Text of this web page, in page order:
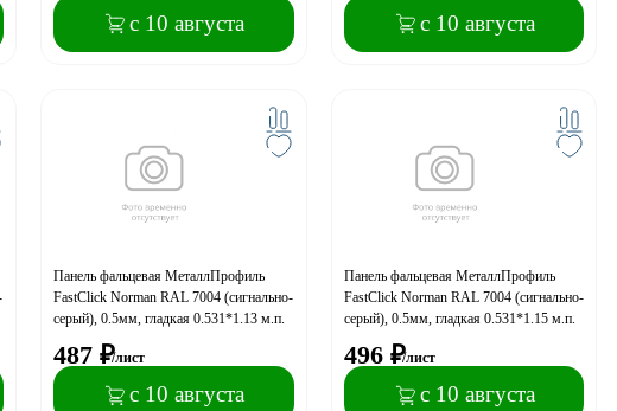
с 10 августа с 10 августа
Панель фальцевая МеталлПрофиль
FastClick Norman RAL 7004 (сигнально-
серый), 0.5мм, гладкая 0.531*1.13 м.п.
487 ₽/лист
с 10 августа
Панель фальцевая МеталлПрофиль
FastClick Norman RAL 7004 (сигнально-
серый), 0.5мм, гладкая 0.531*1.15 м.п.
496 ₽/лист
с 10 августа